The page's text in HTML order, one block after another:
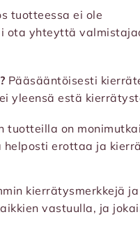
tuotteessa ei ole
ota yhteyttä
Pääsääntöisesti
yleensä estä
tuotteilla on
helposti erottaa ja
kierrätysmerkkejä
vastuulla, ja